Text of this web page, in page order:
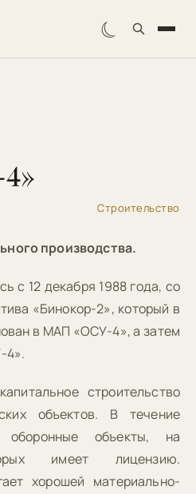
☾
Строительство
производства.
с 12 декабря 1988 года, со
«Бинокор-2», который в
в МАП «ОСУ-4», а затем
4».
строительство
объектов. В течение
объекты, на
имеет лицензию.
хорошей материально-